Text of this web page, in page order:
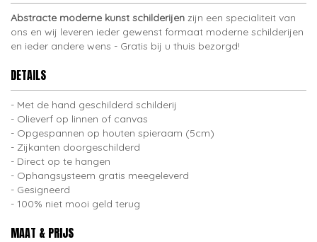
Abstracte moderne kunst schilderijen zijn een specialiteit van
ons en wij leveren ieder gewenst formaat moderne schilderijen
en ieder andere wens - Gratis bij u thuis bezorgd!
DETAILS
Met de hand geschilderd schilderij
Olieverf op linnen of canvas
Opgespannen op houten spieraam (5cm)
Zijkanten doorgeschilderd
Direct op te hangen
Ophangsysteem gratis meegeleverd
Gesigneerd
100% niet mooi geld terug
MAAT & PRIJS